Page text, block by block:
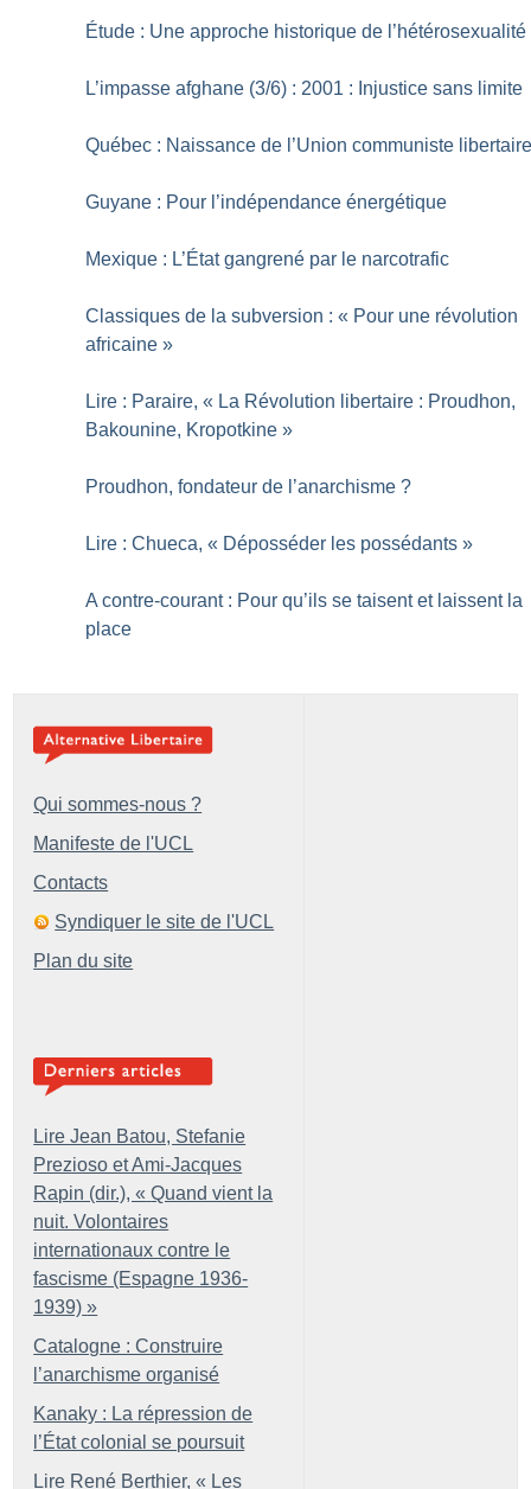
Étude : Une approche historique de l’hétérosexualité
L’impasse afghane (3/6) : 2001 : Injustice sans limite
Québec : Naissance de l’Union communiste
Guyane : Pour l’indépendance énergétique
Mexique : L’État gangrené par le narcotrafic
Classiques de la subversion : « Pour une révolution
africaine »
Lire : Paraire, « La Révolution libertaire : Proudhon,
Bakounine, Kropotkine »
Proudhon, fondateur de l’anarchisme ?
Lire : Chueca, « Déposséder les possédants »
A contre-courant : Pour qu’ils se taisent et laissent la
place
Qui sommes-nous ?
Manifeste de l'UCL
Contacts
Syndiquer le site de l'UCL
Plan du site
Lire Jean Batou, Stefanie
Prezioso et Ami-Jacques
Rapin (dir.), « Quand vient la
nuit. Volontaires
internationaux contre le
fascisme (Espagne 1936-
1939) »
Catalogne : Construire
l’anarchisme organisé
Kanaky : La répression de
l’État colonial se poursuit
Lire René Berthier, « Les